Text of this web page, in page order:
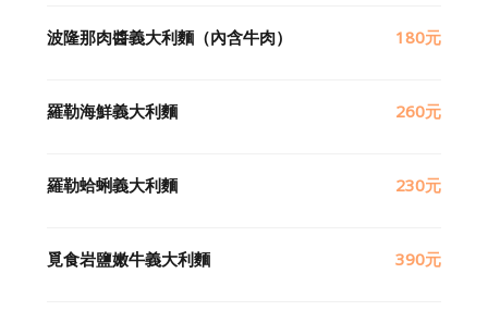
波隆那肉醬義大利麵（內含牛肉） 180元
羅勒海鮮義大利麵 260元
羅勒蛤蜊義大利麵 230元
覓食岩鹽嫩牛義大利麵 390元